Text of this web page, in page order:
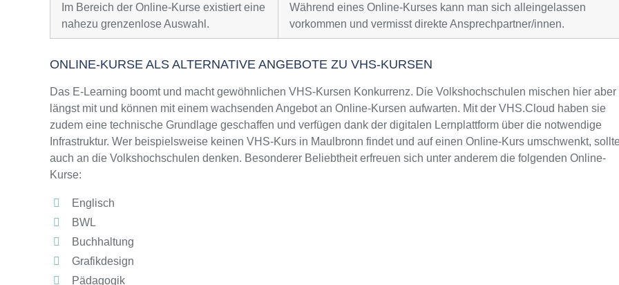
Im Bereich der Online-Kurse existiert eine
nahezu grenzenlose Auswahl.
Während eines Online-Kurses kann man sich alleingelassen
vorkommen und vermisst direkte Ansprechpartner/innen.
ONLINE-KURSE ALS ALTERNATIVE ANGEBOTE ZU VHS-KURSEN
Das E-Learning boomt und macht gewöhnlichen VHS-Kursen Konkurrenz. Die Volkshochschulen mischen hier aber
längst mit und können mit einem wachsenden Angebot an Online-Kursen aufwarten. Mit der VHS.Cloud haben sie
zudem eine technische Grundlage geschaffen und verfügen dank der digitalen Lernplattform über die notwendige
Infrastruktur. Wer beispielsweise keinen VHS-Kurs in Maulbronn findet und auf einen Online-Kurs umschwenkt,
auch an die Volkshochschulen denken. Besonderer Beliebtheit erfreuen sich unter anderem die folgenden Online-
Kurse:
Englisch
BWL
Buchhaltung
Grafikdesign
Pädagogik